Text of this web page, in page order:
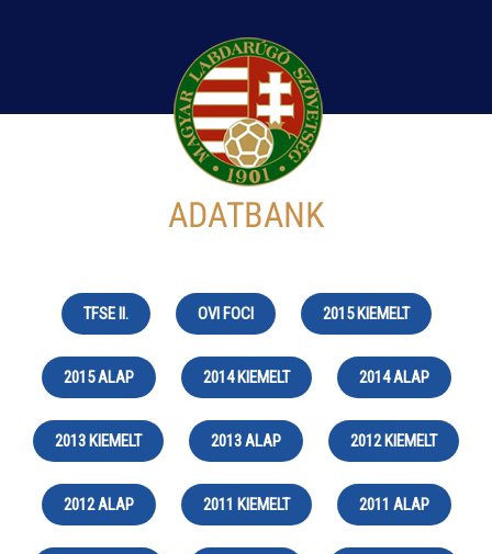
TFSE II. OVI FOCI 2015 KIEMELT
2015 ALAP 2014 KIEMELT 2014 ALAP
2013 KIEMELT 2013 ALAP 2012 KIEMELT
2012 ALAP 2011 KIEMELT 2011 ALAP